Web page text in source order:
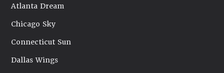
Atlanta Dream
Chicago Sky
Connecticut Sun
Dallas Wings